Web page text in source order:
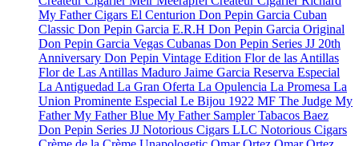
My Father Cigars El Centurion Don Pepin Garcia Cuban
Classic Don Pepin Garcia E.R.H Don Pepin Garcia Original
Don Pepin Garcia Vegas Cubanas Don Pepin Series JJ 20th
Anniversary Don Pepin Vintage Edition Flor de las Antillas
Flor de Las Antillas Maduro Jaime Garcia Reserva Especial
La Antiguedad La Gran Oferta La Opulencia La Promesa La
Union Prominente Especial Le Bijou 1922 MF The Judge My
FatherMy Father Blue My Father SamplerTabacos Baez
Don Pepin Series JJ Notorious Cigars LLC Notorious Cigars